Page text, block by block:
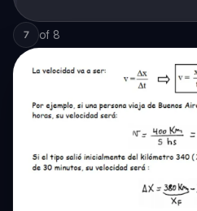
7 of 8